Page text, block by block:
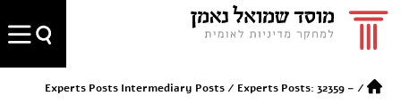
/
Experts Posts Intermediary Posts/ Experts Posts: 32359 –